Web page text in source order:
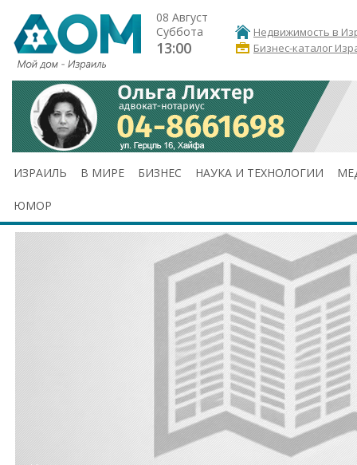
08 Август
Суббота
13:00
Недвижимость в
Бизнес-каталог
ИЗРАИЛЬ В МИРЕ БИЗНЕС НАУКА И ТЕХНОЛОГИИ
ЮМОР